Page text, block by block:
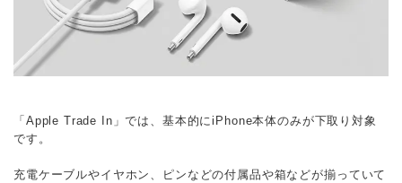
「Apple Trade In」では、基本的にiPhone本体のみが下取り対象
です。
充電ケーブルやイヤホン、ピンなどの付属品や箱などが揃っていて